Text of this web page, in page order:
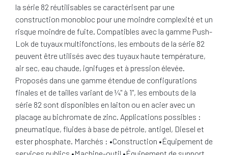
la série 82 réutilisables se caractérisent par une
construction monobloc pour une moindre complexité et un
risque moindre de fuite. Compatibles avec la gamme Push-
Lok de tuyaux multifonctions, les embouts de la série 82
peuvent être utilisés avec des tuyaux haute température,
air sec, eau chaude, ignifuges et à pression élevée.
Proposés dans une gamme étendue de configurations
finales et de tailles variant de ¼" à 1", les embouts de la
série 82 sont disponibles en laiton ou en acier avec un
placage au bichromate de zinc. Applications possibles :
pneumatique, fluides à base de pétrole, antigel, Diesel et
ester phosphate. Marchés : •Construction •Équipement de